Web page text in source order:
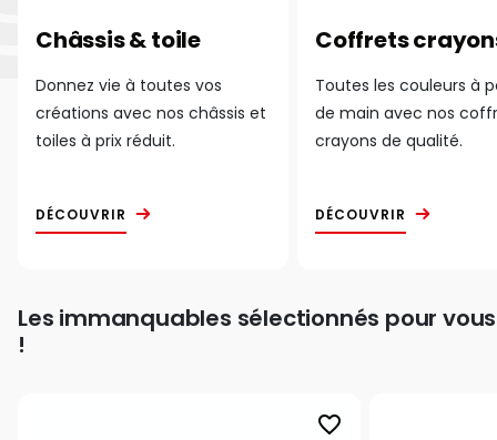
Châssis & toile
Donnez vie à toutes vos
créations avec nos châssis et
toiles à prix réduit.
DÉCOUVRIR
Coffrets
Toutes les couleurs à
de main avec nos
crayons de qualité.
DÉCOUVRIR
Les immanquables sélectionnés pour vous
!
favorite_border